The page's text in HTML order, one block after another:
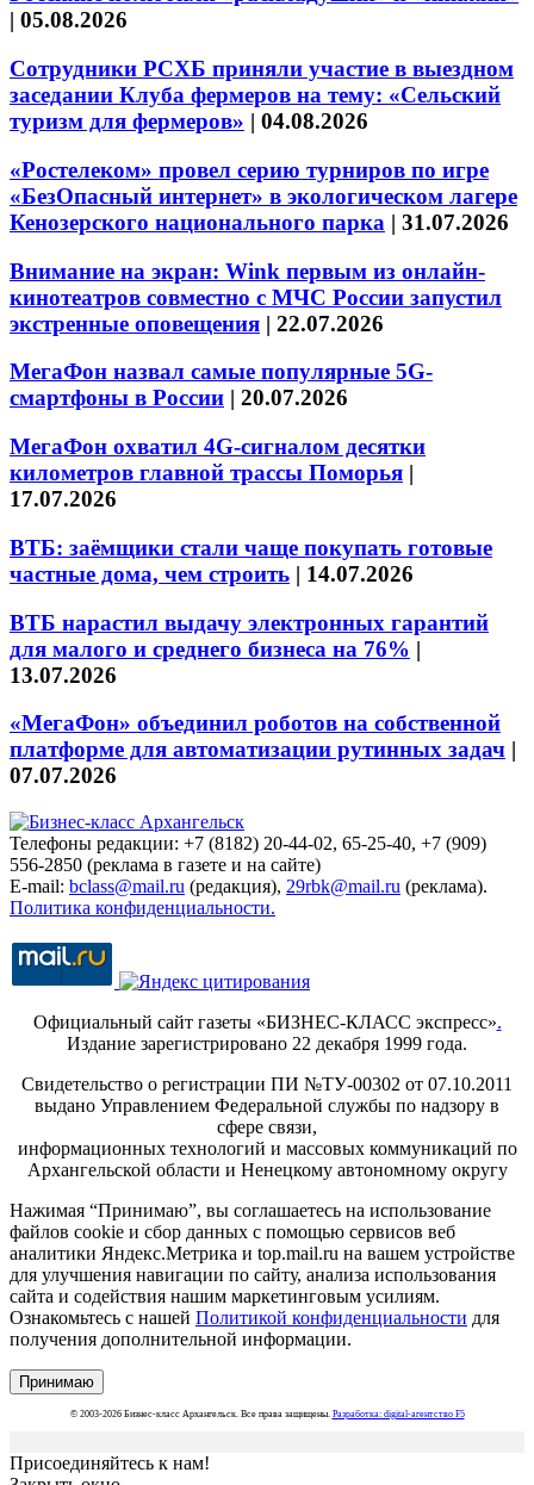
| 05.08.2026
Сотрудники РСХБ приняли участие в выездном
заседании Клуба фермеров на тему: «Сельский
туризм для фермеров» | 04.08.2026
«Ростелеком» провел серию турниров по игре
«БезОпасный интернет» в экологическом лагере
Кенозерского национального парка | 31.07.2026
Внимание на экран: Wink первым из онлайн-
кинотеатров совместно с МЧС России запустил
экстренные оповещения | 22.07.2026
МегаФон назвал самые популярные 5G-
смартфоны в России | 20.07.2026
МегаФон охватил 4G-сигналом десятки
километров главной трассы Поморья |
17.07.2026
ВТБ: заёмщики стали чаще покупать готовые
частные дома, чем строить | 14.07.2026
ВТБ нарастил выдачу электронных гарантий
для малого и среднего бизнеса на 76% |
13.07.2026
«МегаФон» объединил роботов на собственной
платформе для автоматизации рутинных задач |
07.07.2026
Телефоны редакции: +7 (8182) 20-44-02, 65-25-40, +7 (909)
556-2850 (реклама в газете и на сайте)
E-mail: bclass@mail.ru (редакция), 29rbk@mail.ru (реклама).
Политика конфиденциальности.
Официальный сайт газеты «БИЗНЕС-КЛАСС экспресс».
Издание зарегистрировано 22 декабря 1999 года.
Свидетельство о регистрации ПИ №ТУ-00302 от 07.10.2011
выдано Управлением Федеральной службы по надзору в
сфере связи,
информационных технологий и массовых коммуникаций по
Архангельской области и Ненецкому автономному округу
Нажимая “Принимаю”, вы соглашаетесь на использование
файлов cookie и сбор данных с помощью сервисов веб
аналитики Яндекс.Метрика и top.mail.ru на вашем устройстве
для улучшения навигации по сайту, анализа использования
сайта и содействия нашим маркетинговым усилиям.
Ознакомьтесь с нашей Политикой конфиденциальности для
получения дополнительной информации.
Принимаю
© 2003-2026 Бизнес-класс Архангельск. Все права защищены. Разработка: digital-агентство F5
Присоединяйтесь к нам!